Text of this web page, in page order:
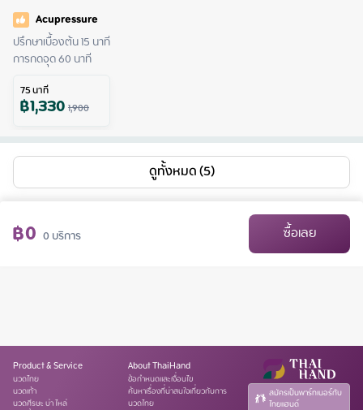
Acupressure
ปรึกษาเบื้องต้น 15 นาที
การกดจุด 60 นาที
75นาที
฿1,3301,900
ดูทั้งหมด (5)
฿0 0บริการ ซื้อเลย
Product & Service
นวดไทย
นวดเท้า
นวดศีรษะ บ่า ไหล่
About ThaiHand
ข้อกำหนดและเงื่อนไข
ค้นหาเรื่องที่น่าสนใจเกี่ยวกับการ
นวดไทย
สมัครเป็นพาร์ทเนอร์กับ
ไทยแฮนด์